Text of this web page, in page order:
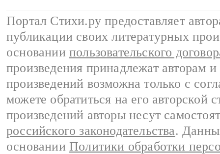
Портал Стихи.ру предоставляет
публикации своих литературных
основании пользовательского
произведения принадлежат авторам
произведений возможна только с
можете обратиться на его авторской
произведений авторы несут
российского законодательства.
основании Политики обработки